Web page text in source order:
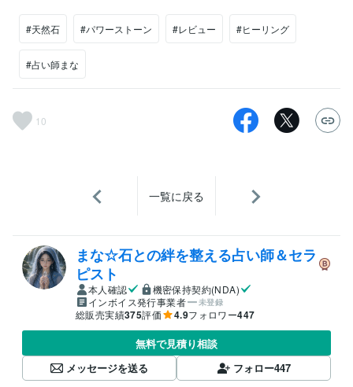
#天然石 #パワーストーン #レビュー #ヒーリング
#占い師まな
10
一覧に戻る
まな☆石との絆を整える占い師＆セラ
ピスト
本人確認
機密保持契約(NDA)
インボイス発行事業者
未登録
総販売実績375評価 4.9フォロワー447
無料で見積り相談
メッセージを送る
フォロー447